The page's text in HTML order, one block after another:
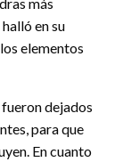
en su
elementos
dejados
para que
En cuanto